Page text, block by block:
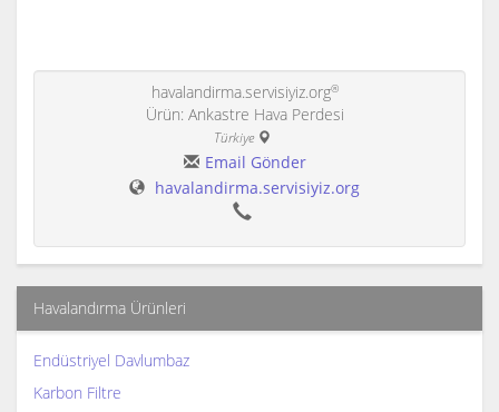
havalandirma.servisiyiz.org®
Ürün: Ankastre Hava Perdesi
Türkiye
Email Gönder
havalandirma.servisiyiz.org
Havalandırma Ürünleri
Endüstriyel Davlumbaz
Karbon Filtre